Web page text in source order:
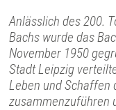
Anlässlich des 200.
Bachs wurde das
November 1950
Stadt Leipzig
Leben und Schaffen
zusammenzuführen